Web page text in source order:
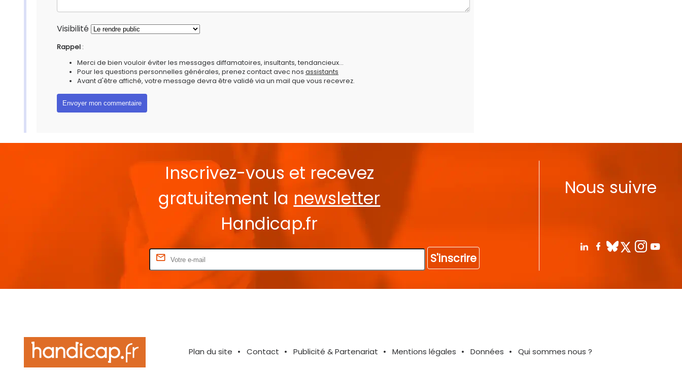
Visibilité
Rappel :
Merci de bien vouloir éviter les messages diffamatoires, insultants, tendancieux...
Pour les questions personnelles générales, prenez contact avec nos assistants
Avant d'être affiché, votre message devra être validé via un mail que vous recevrez.
Inscrivez-vous et recevez
gratuitement la newsletter
Handicap.fr
S'inscrire
Nous suivre
Plan du site Contact Publicité & Partenariat Mentions légales Données Qui sommes nous ?